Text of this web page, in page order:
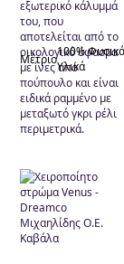
εξωτερικό κάλυμμά
του, που
αποτελείται από το
οικολογικό ύφασμα
με ίνες από
πούπουλο και είναι
ειδικά ραμμένο με
μεταξωτό γκρι ρέλι
περιμετρικά.
Μέτριο100% Φυσικά
Υλικά